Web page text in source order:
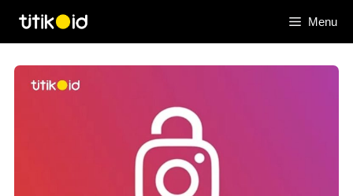
content
Menu